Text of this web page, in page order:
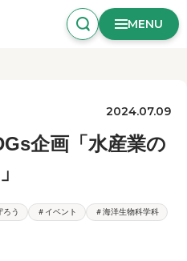
MENU
2024.07.09
企画「水産業の
ろう ＃イベント ＃海洋生物科学科